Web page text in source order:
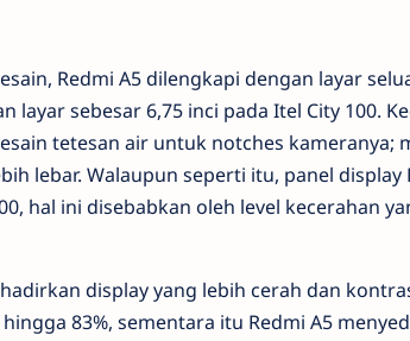
Redmi A5 dilengkapi dengan layar
layar sebesar 6,75 inci pada Itel City 100.
tetesan air untuk notches kameranya;
lebar. Walaupun seperti itu, panel display
hal ini disebabkan oleh level kecerahan
display yang lebih cerah dan
83%, sementara itu Redmi A5